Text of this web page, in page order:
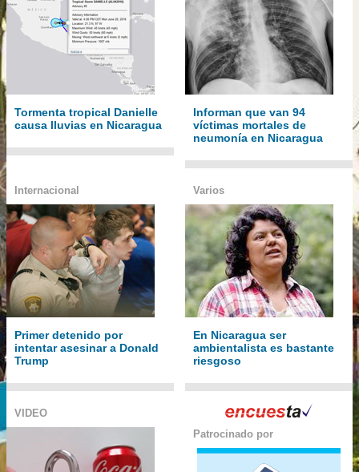
Tormenta tropical Danielle
causa lluvias en Nicaragua
Informan que van 94
víctimas mortales de
neumonía en Nicaragua
Internacional
Primer detenido por
intentar asesinar a Donald
Trump
Varios
En Nicaragua ser
ambientalista es bastante
riesgoso
VIDEO
Patrocinado por